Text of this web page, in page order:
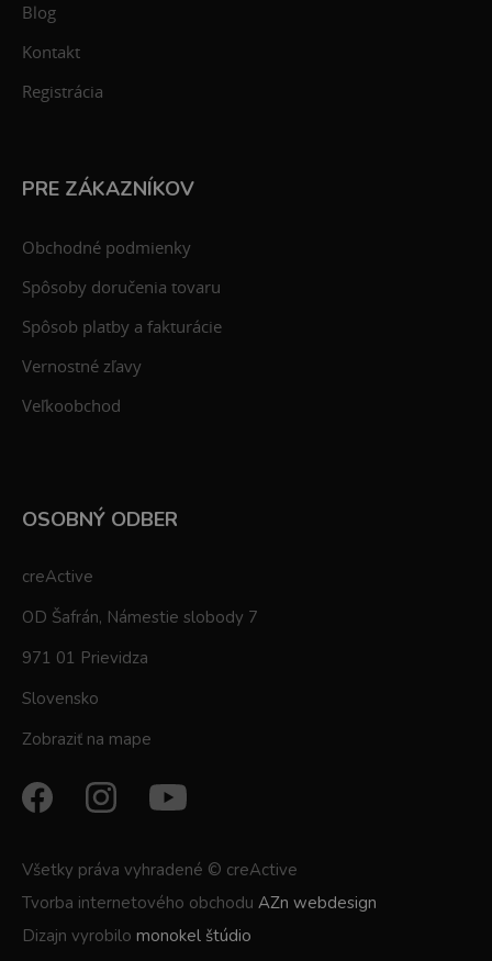
Blog
Kontakt
Registrácia
PRE ZÁKAZNÍKOV
Obchodné podmienky
Spôsoby doručenia tovaru
Spôsob platby a fakturácie
Vernostné zľavy
Veľkoobchod
OSOBNÝ ODBER
creActive
OD Šafrán, Námestie slobody 7
971 01 Prievidza
Slovensko
Zobraziť na mape
Všetky práva vyhradené © creActive
Tvorba internetového obchodu AZn webdesign
Dizajn vyrobilo monokel štúdio